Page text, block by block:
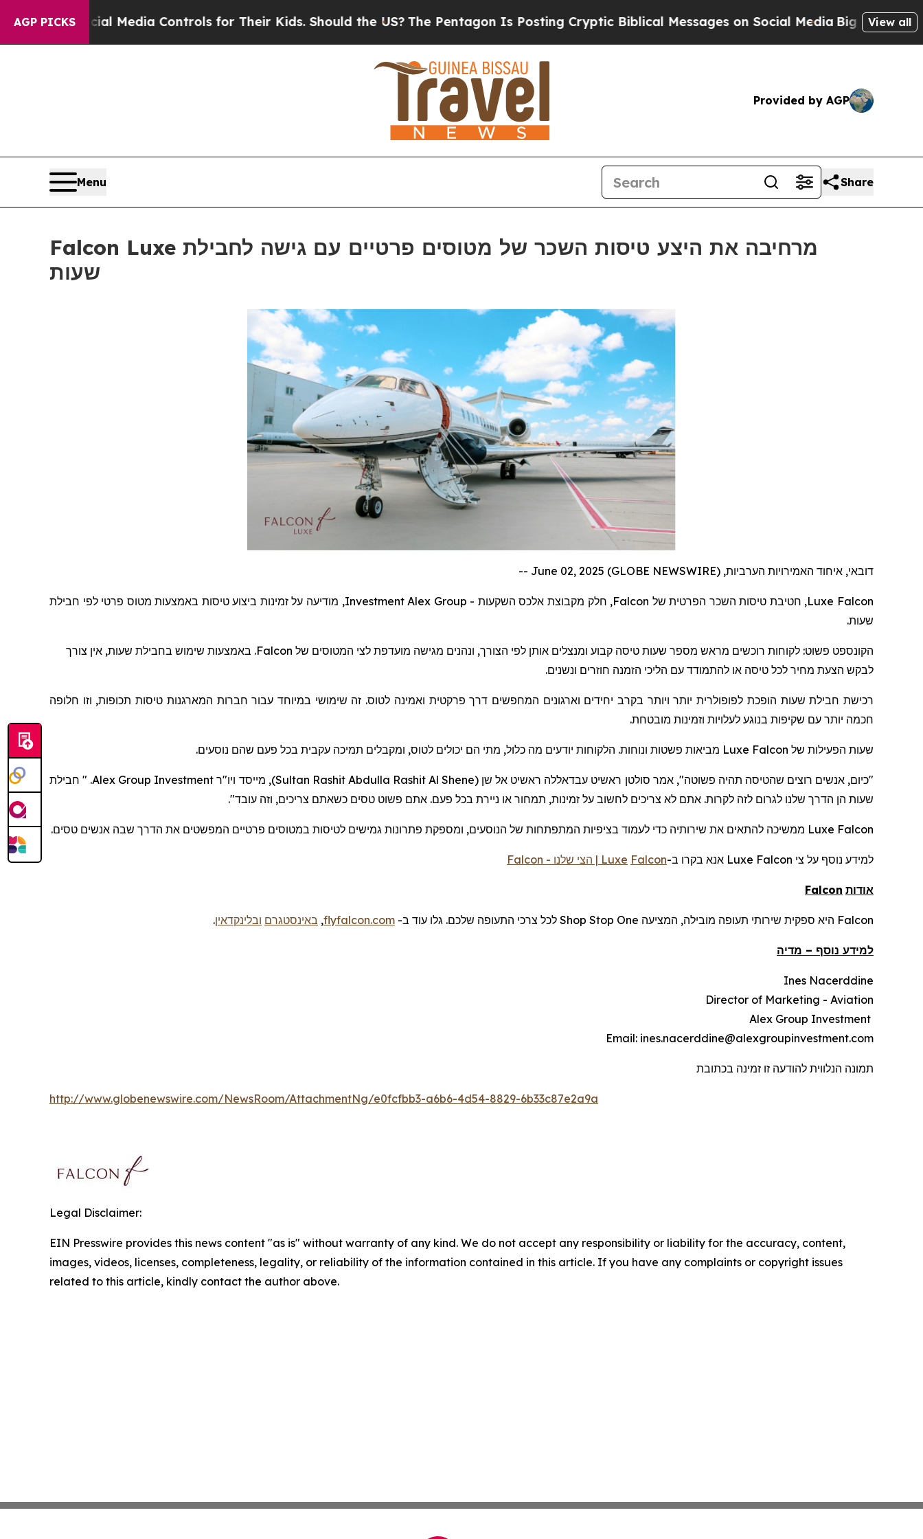
AGP PICKS
Social Media Controls for Their Kids. Should the US?The Pentagon Is Posting Cryptic Biblical Messages on Social MediaBig Food vs. TheView all
Provided by AGP
Menu Share
Falcon Luxe מרחיבה את היצע טיסות השכר של מטוסים פרטיים עם גישה לחבילת
שעות
דובאי, איחוד האמירויות הערביות, June 02, 2025 (GLOBE NEWSWIRE) --
Falcon
Luxe, חטיבת טיסות השכר הפרטיתשל Falcon, חלק מקבוצת אלכס השקעות -
Alex Group
Investment
, מודיעה על זמינות ביצוע טיסות באמצעות מטוס פרטי לפי חבילת
שעות.
הקונספט פשוט: לקוחות רוכשים מראש מספר שעות טיסה קבוע ומנצלים אותן לפי הצורך, ונהנים מגישה מועדפת לצי המטוסים של Falcon. באמצעות שימוש בחבילת שעות, אין צורך
לבקש הצעת מחיר לכל טיסה או להתמודד עם הליכי הזמנה חוזרים ונשנים.
רכישת חבילת שעות הופכת לפופולרית יותר ויותר בקרב יחידים וארגונים המחפשים דרך פרקטית ואמינה לטוס. זה שימושי במיוחד עבור חברות המארגנות טיסות תכופות, וזו חלופה
חכמה יותר עם שקיפות בנוגע לעלויות וזמינות מובטחת.
שעות הפעילות של Falcon
Luxe מביאות פשטות ונוחות. הלקוחות יודעים מה כלול, מתי הם יכולים לטוס, ומקבלים תמיכה עקבית בכל פעם שהם נוסעים.
"כיום, אנשים רוצים שהטיסה תהיה פשוטה", אמר סולטן ראשיט עבדאללה ראשיט אל שן (
Sultan Rashit Abdulla Rashit Al Shene
), מייסד ויו"ר Alex Group Investment
. " חבילת
שעות הן הדרך שלנו לגרום לזה לקרות. אתם לא צריכים לחשוב על זמינות, תמחור או ניירת בכל פעם. אתם פשוט טסים כשאתם צריכים, וזה עובד".
Falcon
Luxe ממשיכה להתאים את שירותיה כדי לעמוד בציפיות המתפתחות של הנוסעים, ומספקת פתרונות גמישים לטיסות במטוסים פרטיים המפשטים את הדרך שבה אנשים טסים.
למידע נוסף על צי Falcon
Luxe אנא בקרו ב-Falcon
Luxe | הצי שלנו - Falcon
אודות Falcon
Falcon היא ספקית שירותי תעופה מובילה, המציעה One
Stop שלכם. גלו עוד ב- flyfalcon.com
, באינסטגרם ובלינקדאין.
למידע נוסף – מדיה
Ines Nacerddine
Director of Marketing - Aviation
Alex Group Investment
Email: ines.nacerddine@alexgroupinvestment.com
תמונה הנלווית להודעה זו זמינה בכתובת
http://www.globenewswire.com/NewsRoom/AttachmentNg/e0fcfbb3-a6b6-4d54-8829-6b33c87e2a9a
Legal Disclaimer:
EIN Presswire provides this news content "as is" without warranty of any kind. We do not accept any responsibility or liability for the accuracy, content,
images, videos, licenses, completeness, legality, or reliability of the information contained in this article. If you have any complaints or copyright issues
related to this article, kindly contact the author above.